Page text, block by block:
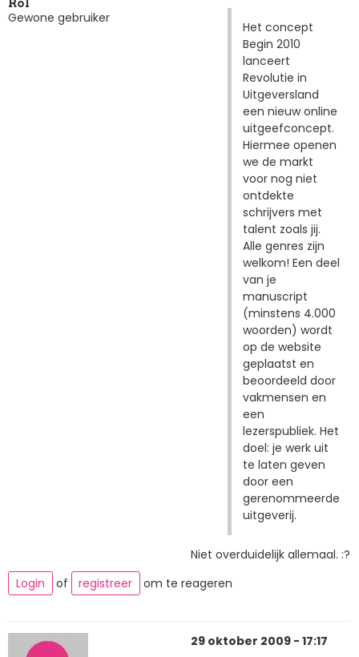
Rol
Gewone gebruiker
Het concept
Begin 2010
lanceert
Revolutie in
Uitgeversland
een nieuw online
uitgeefconcept.
Hiermee openen
we de markt
voor nog niet
ontdekte
schrijvers met
talent zoals jij.
Alle genres zijn
welkom! Een deel
van je
manuscript
(minstens 4.000
woorden) wordt
op de website
geplaatst en
beoordeeld door
vakmensen en
een
lezerspubliek. Het
doel: je werk uit
te laten geven
door een
gerenommeerde
uitgeverij.
Niet overduidelijk allemaal. :?
Login
of registreer om te reageren
29 oktober 2009 - 17:17